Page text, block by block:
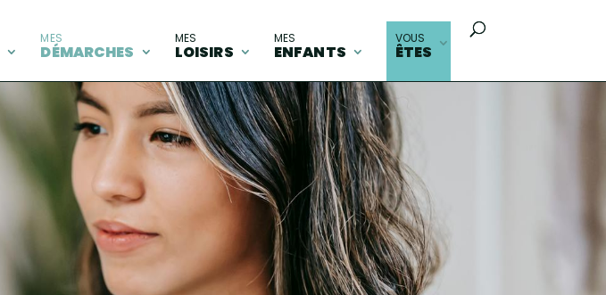
MES
DÉMARCHES
MES
LOISIRS
MES
ENFANTS
VOUS
ÊTES